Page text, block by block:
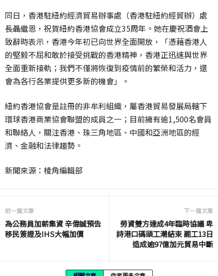
同日，香港駐紐約經濟貿易辦事處（香港駐紐約經貿辦）處
長聶繼恩，祝賀紐約香港協會成立35周年。她在慶祝酒會上
致辭時表示，香港今年初已向世界全面開放，「憑藉香港人
的堅毅不屈和敢於接受挑戰的香港精神，香港正迅速與世界
全面重新接軌；我們不僅將恢復到疫情前的繁榮和活力，還
會為各行各業提供更多新的機會」。
紐約香港協會是註冊的非牟利組織，屬香港貿易發展局轄下
環球香港商業協會聯盟的成員之一；目前擁有逾1,500名會員
和聯絡人，關注香港、珠三角地區、中國和亞洲地區的經
濟、金融和法律趨勢。
新聞來源：棱角編輯部
前一篇文章
為公務員加薪集資 辛偉誠預告
移民簽證及IHS大幅加價
下一篇文章
勞資雙方達成4年臨時協議 卑
詩港口碼頭工潮結束 罷工13日
造成逾97億加元貿易中斷